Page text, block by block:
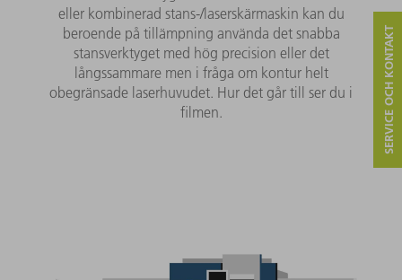
eller kombinerad stans-/laserskärmaskin kan du
beroende på tillämpning använda det snabba
stansverktyget med hög precision eller det
långssammare men i fråga om kontur helt
obegränsade laserhuvudet. Hur det går till ser du i
filmen.
SERVICE OCH KONTAKT